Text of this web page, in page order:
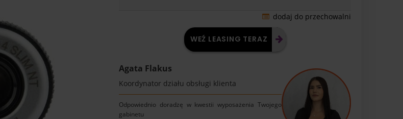
dodaj do przechowalni
WEŹ LEASING TERAZ
Agata Flakus
Koordynator działu obsługi klienta
Odpowiednio doradzę w kwestii wyposażenia Twojego
gabinetu